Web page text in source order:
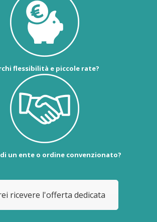
flessibilità e piccole rate?
un ente o ordine convenzionato?
ricevere l'offerta dedicata